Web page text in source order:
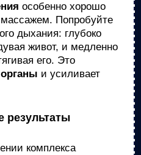
особенно хорошо
Попробуйте
дыхания: глубоко
живот, и медленно
его. Это
и усиливает
комплекса